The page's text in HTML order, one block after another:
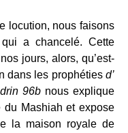
locution, nous faisons
a chancelé. Cette
jours, alors, qu’est-
dans les prophéties d’
96bnous explique
du Mashiah et expose
la maison royale de